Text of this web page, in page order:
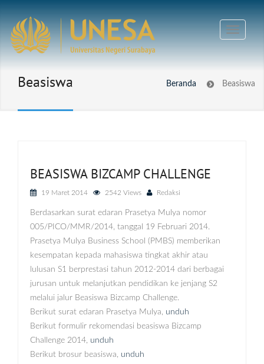
Beasiswa Beranda Beasiswa
BEASISWA BIZCAMP CHALLENGE
19 Maret 2014 2542 Views Redaksi
Berdasarkan surat edaran Prasetya Mulya nomor
005/PICO/MMR/2014, tanggal 19 Februari 2014.
Prasetya Mulya Business School (PMBS) memberikan
kesempatan kepada mahasiswa tingkat akhir atau
lulusan S1 berprestasi tahun 2012-2014 dari berbagai
jurusan untuk melanjutkan pendidikan ke jenjang S2
melalui jalur Beasiswa Bizcamp Challenge.
Berikut surat edaran Prasetya Mulya, unduh
Berikut formulir rekomendasi beasiswa Bizcamp
Challenge 2014, unduh
Berikut brosur beasiswa, unduh